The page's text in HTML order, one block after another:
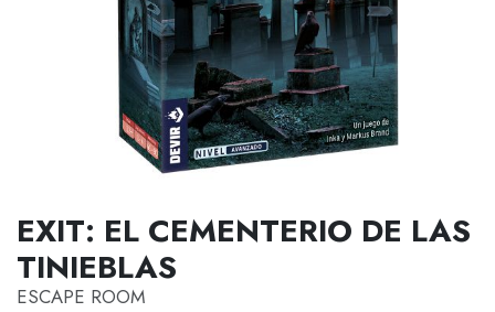
EXIT: EL CEMENTERIO DE LAS
TINIEBLAS
ESCAPE ROOM